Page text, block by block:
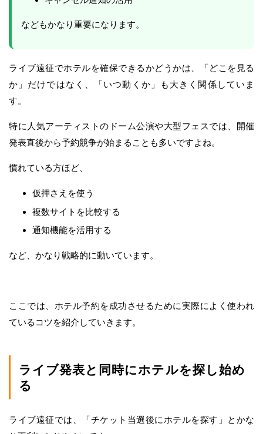
などもかなり重要になります。
ライブ遠征でホテルを確保できるかどうかは、「どこを見る
か」だけではなく、「いつ動くか」も大きく関係していま
す。
特に人気アーティストのドーム公演や大型フェスでは、開催
発表直後から予約競争が始まることも多いですよね。
慣れている方ほど、
仮押さえを使う
複数サイトを比較する
通知機能を活用する
など、かなり戦略的に動いています。
ここでは、ホテル予約を成功させるために実際によく使われ
ているコツを紹介していきます。
ライブ発表と同時にホテルを探し始め
る
ライブ遠征では、「チケット当選後にホテルを探す」とかな